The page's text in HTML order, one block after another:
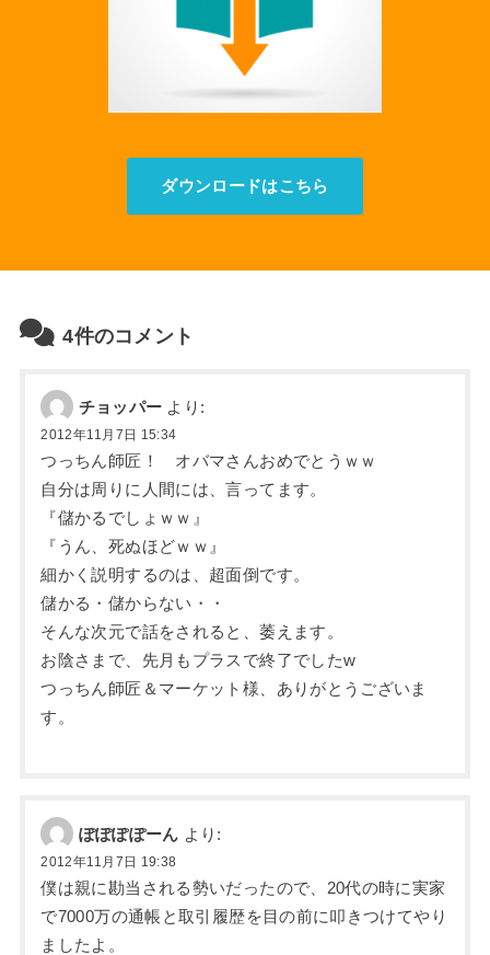
ダウンロードはこちら
4件のコメント
チョッパー より:
2012年11月7日 15:34
つっちん師匠！ オバマさんおめでとうｗｗ
自分は周りに人間には、言ってます。
『儲かるでしょｗｗ』
『うん、死ぬほどｗｗ』
細かく説明するのは、超面倒です。
儲かる・儲からない・・
そんな次元で話をされると、萎えます。
お陰さまで、先月もプラスで終了でしたw
つっちん師匠＆マーケット様、ありがとうございま
す。
ぽぽぽぽーん より:
2012年11月7日 19:38
僕は親に勘当される勢いだったので、20代の時に実家
で7000万の通帳と取引履歴を目の前に叩きつけてやり
ましたよ。